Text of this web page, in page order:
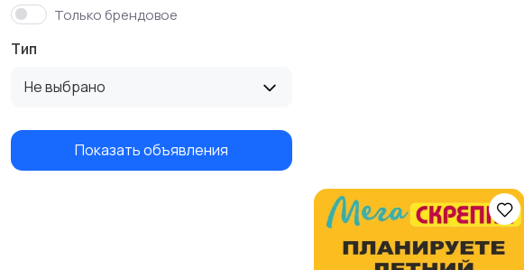
Только брендовое
Тип
Не выбрано
Показать объявления